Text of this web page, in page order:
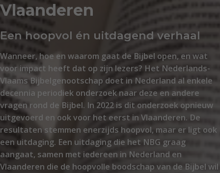
Vlaanderen
Een hoopvol én uitdagend verhaal
Wanneer, hoe en waarom gaat de Bijbel open, en wat
voor impact heeft dat op zijn lezers? Het Nederlands-
Vlaams Bijbelgenootschap doet in Nederland al enkele
decennia periodiek onderzoek naar deze en andere
vragen rond de Bijbel. In 2022 is dit onderzoek opnieuw
uitgevoerd en ook voor het eerst in Vlaanderen. De
resultaten stemmen enerzijds hoopvol, maar er ligt ook
een uitdaging. Een uitdaging die het NBG graag
aangaat, samen met iedereen in Nederland en
Vlaanderen die de hoopvolle boodschap van de Bijbel wil